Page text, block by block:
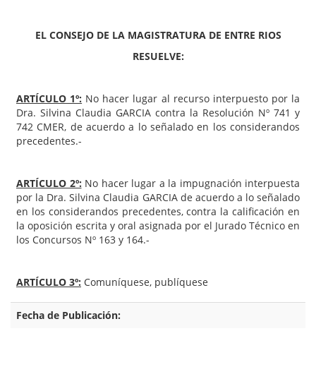
EL CONSEJO DE LA MAGISTRATURA DE ENTRE RIOS
RESUELVE:
ARTÍCULO 1º: No hacer lugar al recurso interpuesto por la
Dra. Silvina Claudia GARCIA contra la Resolución Nº 741 y
742 CMER, de acuerdo a lo señalado en los considerandos
precedentes.-
ARTÍCULO 2º: No hacer lugar a la impugnación interpuesta
por la Dra. Silvina Claudia GARCIA de acuerdo a lo señalado
en los considerandos precedentes, contra la calificación en
la oposición escrita y oral asignada por el Jurado Técnico en
los Concursos Nº 163 y 164.-
ARTÍCULO 3º: Comuníquese, publíquese
Fecha de Publicación: